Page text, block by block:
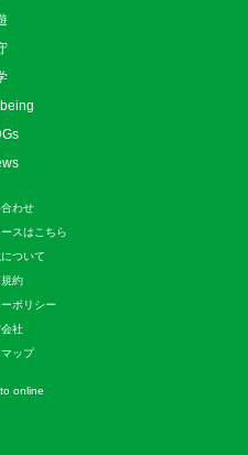
わせ
スはこちら
ついて
約
ポリシー
社
ップ
online